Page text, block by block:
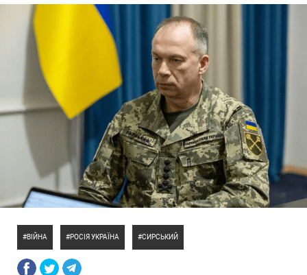
ВІЙНА РОСІЯ УКРАЇНА СИРСЬКИЙ
#ООС
#боротьба
#Киев